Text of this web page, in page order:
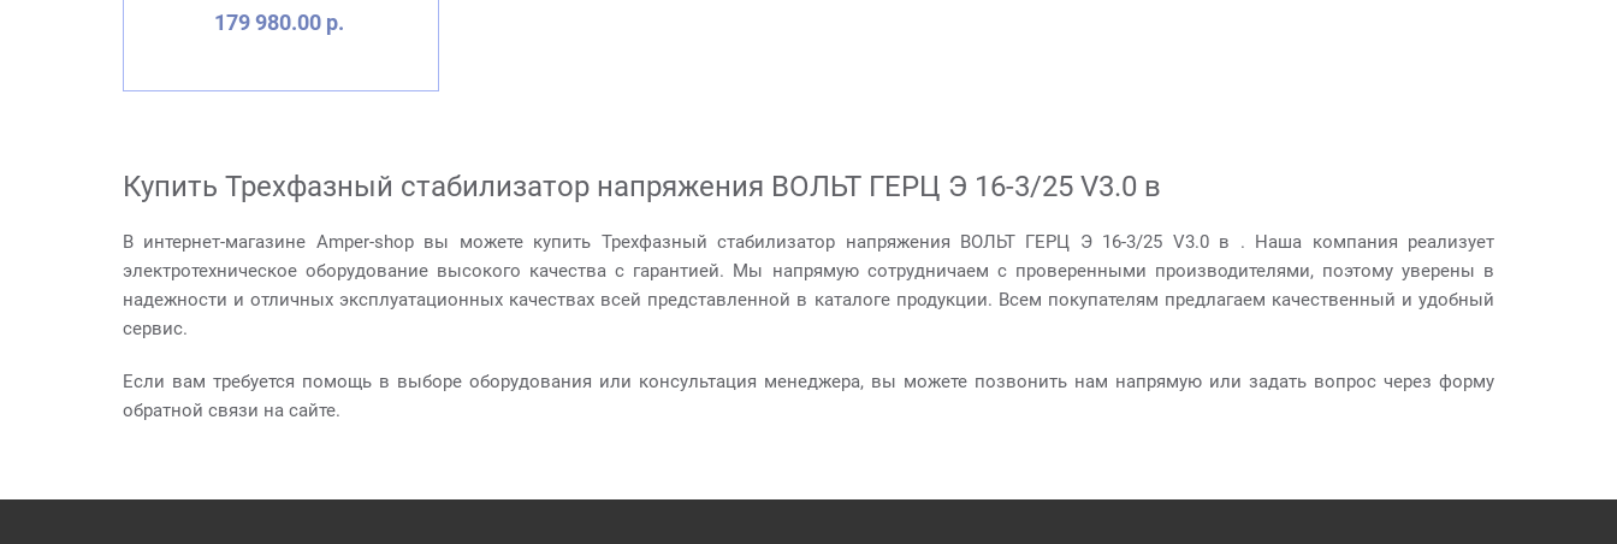
179 980.00 р.
Купить Трехфазный стабилизатор напряжения ВОЛЬТ ГЕРЦ Э 16-3/25 V3.0 в
В интернет-магазине Amper-shop вы можете купить Трехфазный стабилизатор напряжения ВОЛЬТ ГЕРЦ Э 16-3/25 V3.0 в . Наша компания реализует
электротехническое оборудование высокого качества с гарантией. Мы напрямую сотрудничаем с проверенными производителями, поэтому уверены в
надежности и отличных эксплуатационных качествах всей представленной в каталоге продукции. Всем покупателям предлагаем качественный и удобный
сервис.
Если вам требуется помощь в выборе оборудования или консультация менеджера, вы можете позвонить нам напрямую или задать вопрос через форму
обратной связи на сайте.